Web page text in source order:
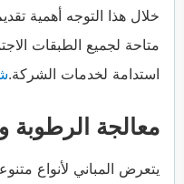
خلال هذا التوجه أهمية
متاحة لجميع الطبقات
استدامة لخدمات الشركة.
معالجة الرطوبة
يتعرض المباني لأنواع